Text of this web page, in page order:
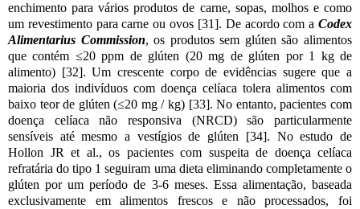
enchimento para vários produtos de carne, sopas, molhos e como
um revestimento para carne ou ovos [31]. De acordo com a Codex
Alimentarius Commission, os produtos sem glúten são alimentos
que contém ≤20 ppm de glúten (20 mg de glúten por 1 kg de
alimento) [32]. Um crescente corpo de evidências sugere que a
maioria dos indivíduos com doença celíaca tolera alimentos com
baixo teor de glúten (≤20 mg / kg) [33]. No entanto, pacientes com
doença celíaca não responsiva (NRCD) são particularmente
sensíveis até mesmo a vestígios de glúten [34]. No estudo de
Hollon JR et al., os pacientes com suspeita de doença celíaca
refratária do tipo 1 seguiram uma dieta eliminando completamente o
glúten por um período de 3-6 meses. Essa alimentação, baseada
exclusivamente em alimentos frescos e não processados, foi